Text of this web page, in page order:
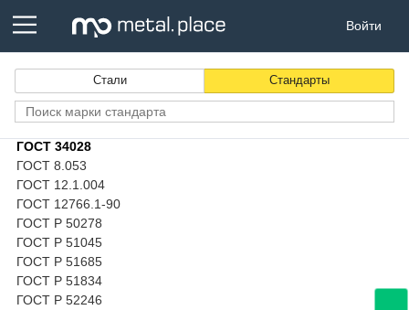
Войти
Стали Стандарты
ГОСТ 31366
ГОСТ 31447
ГОСТ 32528
ГОСТ 32931
ГОСТ 33228
ГОСТ 34028
ГОСТ 8.053
ГОСТ 12.1.004
ГОСТ 12766.1-90
ГОСТ Р 50278
ГОСТ Р 51045
ГОСТ Р 51685
ГОСТ Р 51834
ГОСТ Р 52246